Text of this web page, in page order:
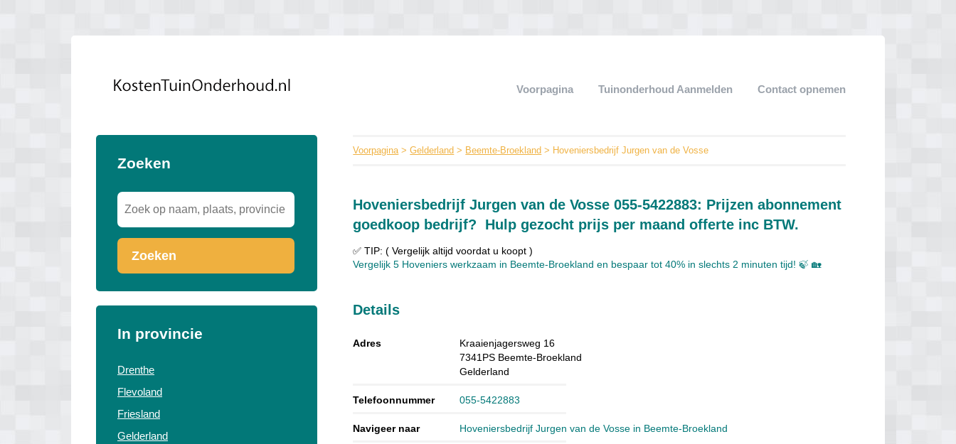
Voorpagina Tuinonderhoud Aanmelden Contact opnemen
Zoeken
Zoeken
In provincie
Drenthe
Flevoland
Friesland
Gelderland
Voorpagina>Gelderland > Beemte-Broekland > Hoveniersbedrijf Jurgen van de Vosse
Hoveniersbedrijf Jurgen van de Vosse 055-5422883: Prijzen abonnement
goedkoop bedrijf? Hulp gezocht prijs per maand offerte inc BTW.
✅ TIP: ( Vergelijk altijd voordat u koopt )
Vergelijk 5 Hoveniers werkzaam in Beemte-Broekland en bespaar tot 40% in slechts 2 minuten tijd! 🍃 🏡
Details
Adres
Kraaienjagersweg 16
7341PS Beemte-Broekland
Gelderland
Telefoonnummer 055-5422883
Navigeer naar Hoveniersbedrijf Jurgen van de Vosse in Beemte-Broekland